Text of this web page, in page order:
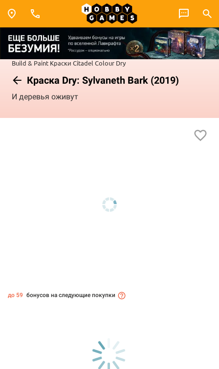
Build & Paint Краски Citadel Colour Dry
Краска Dry: Sylvaneth Bark (2019)
И деревья оживут
до 59 бонусов на следующие покупки